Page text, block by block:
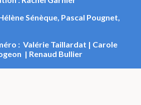
Sénèque, Pascal Pougnet,
: Valérie Taillardat | Carole
| Renaud Bullier